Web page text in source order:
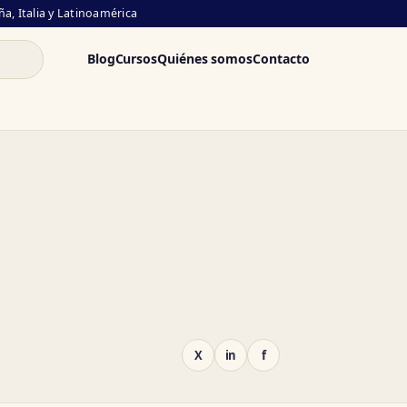
Italia y Latinoamérica
BlogCursosQuiénes somosContacto
X in f